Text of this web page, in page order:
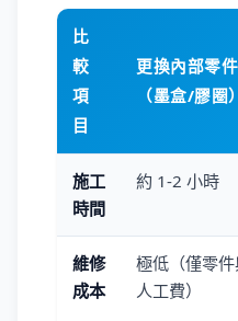
比
較
項
目
更換內部零件
（墨盒/膠圈）
施工
時間
約 1-2 小時
維修
成本
極低（僅零
人工費）